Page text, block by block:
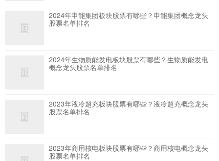
2024年申能集团板块股票有哪些？申能集团概念龙头
股票名单排名
2024年生物质能发电板块股票有哪些？生物质能发电
概念龙头股票名单排名
2023年液冷超充板块股票有哪些？液冷超充概念龙头
股票名单排名
2023年商用核电板块股票有哪些？商用核电概念龙头
股票名单排名